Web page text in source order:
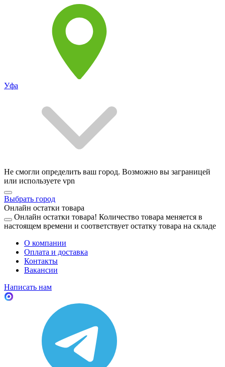
Уфа
Не смогли определить ваш город. Возможно вы заграницей
или используете vpn
Выбрать город
Онлайн остатки товара
Онлайн остатки товара! Количество товара меняется в
настоящем времени и соответствует остатку товара на складе
О компании
Оплата и доставка
Контакты
Вакансии
Написать нам